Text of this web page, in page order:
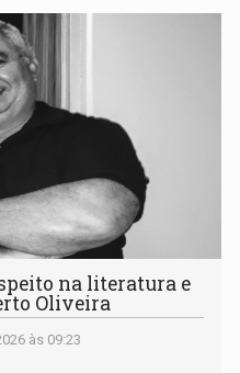
na literatura e
Oliveira
às 09:23